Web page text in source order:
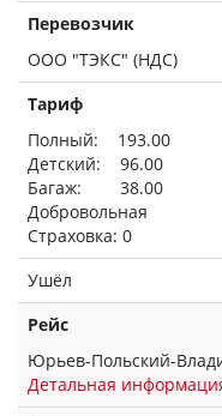
Перевозчик
ООО "ТЭКС" (НДС)
Тариф
Полный: 193.00
Детский: 96.00
Багаж: 38.00
Добровольная
Страховка: 0
Ушёл
Рейс
Юрьев-Польский-
Детальная